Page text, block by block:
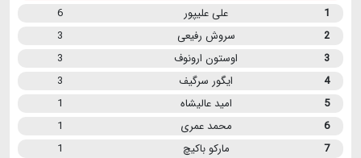
1 علی علیپور
6
2
سروش رفیعی
3
3
اوستون ارونوف
3
4
ایگور سرگیف
3
5
امید عالیشاه
1
6
محمد عمری
1
7
مارکو باکیچ
1